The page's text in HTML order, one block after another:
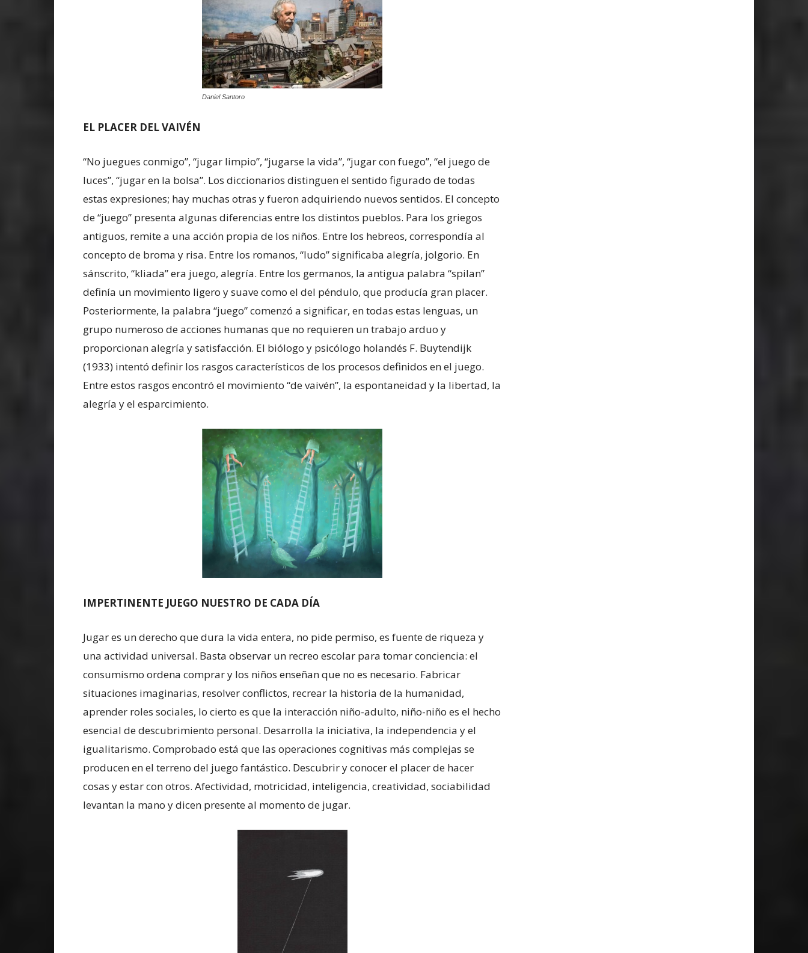
Daniel Santoro
EL PLACER DEL VAIVÉN
“No juegues conmigo”, “jugar limpio”, “jugarse la vida”, “jugar con fuego”, “el juego de
luces”, “jugar en la bolsa”. Los diccionarios distinguen el sentido figurado de todas
estas expresiones; hay muchas otras y fueron adquiriendo nuevos sentidos. El concepto
de “juego” presenta algunas diferencias entre los distintos pueblos. Para los griegos
antiguos, remite a una acción propia de los niños. Entre los hebreos, correspondía al
concepto de broma y risa. Entre los romanos, “ludo” significaba alegría, jolgorio. En
sánscrito, “kliada” era juego, alegría. Entre los germanos, la antigua palabra “spilan”
definía un movimiento ligero y suave como el del péndulo, que producía gran placer.
Posteriormente, la palabra “juego” comenzó a significar, en todas estas lenguas, un
grupo numeroso de acciones humanas que no requieren un trabajo arduo y
proporcionan alegría y satisfacción. El biólogo y psicólogo holandés F. Buytendijk
(1933) intentó definir los rasgos característicos de los procesos definidos en el juego.
Entre estos rasgos encontró el movimiento “de vaivén”, la espontaneidad y la libertad, la
alegría y el esparcimiento.
IMPERTINENTE JUEGO NUESTRO DE CADA DÍA
Jugar es un derecho que dura la vida entera, no pide permiso, es fuente de riqueza y
una actividad universal. Basta observar un recreo escolar para tomar conciencia: el
consumismo ordena comprar y los niños enseñan que no es necesario. Fabricar
situaciones imaginarias, resolver conflictos, recrear la historia de la humanidad,
aprender roles sociales, lo cierto es que la interacción niño-adulto, niño-niño es el hecho
esencial de descubrimiento personal. Desarrolla la iniciativa, la independencia y el
igualitarismo. Comprobado está que las operaciones cognitivas más complejas se
producen en el terreno del juego fantástico. Descubrir y conocer el placer de hacer
cosas y estar con otros. Afectividad, motricidad, inteligencia, creatividad, sociabilidad
levantan la mano y dicen presente al momento de jugar.